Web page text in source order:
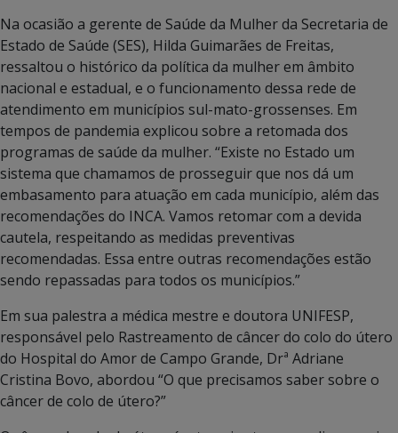
Na ocasião a gerente de Saúde da Mulher da Secretaria de
Estado de Saúde (SES), Hilda Guimarães de Freitas,
ressaltou o histórico da política da mulher em âmbito
nacional e estadual, e o funcionamento dessa rede de
atendimento em municípios sul-mato-grossenses. Em
tempos de pandemia explicou sobre a retomada dos
programas de saúde da mulher. “Existe no Estado um
sistema que chamamos de prosseguir que nos dá um
embasamento para atuação em cada município, além das
recomendações do INCA. Vamos retomar com a devida
cautela, respeitando as medidas preventivas
recomendadas. Essa entre outras recomendações estão
sendo repassadas para todos os municípios.”
Em sua palestra a médica mestre e doutora UNIFESP,
responsável pelo Rastreamento de câncer do colo do útero
do Hospital do Amor de Campo Grande, Drª Adriane
Cristina Bovo, abordou “O que precisamos saber sobre o
câncer de colo de útero?”